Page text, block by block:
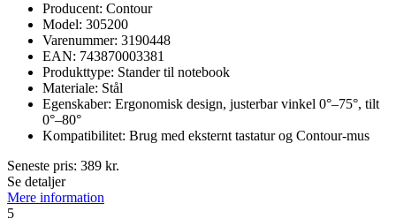
Producent: Contour
Model: 305200
Varenummer: 3190448
EAN: 743870003381
Produkttype: Stander til notebook
Materiale: Stål
Egenskaber: Ergonomisk design, justerbar vinkel 0°–75°, tilt
0°–80°
Kompatibilitet: Brug med eksternt tastatur og Contour-mus
Seneste pris: 389 kr.
Se detaljer
Mere information
5